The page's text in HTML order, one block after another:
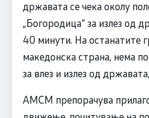
државата се чека околу
„Богородица“ за излез од
40 минути. На останатите
македонска страна, нема
за влез и излез од
АМСМ препорачува